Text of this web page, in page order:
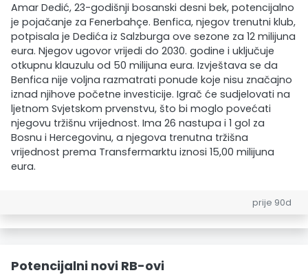
Amar Dedić, 23-godišnji bosanski desni bek, potencijalno
je pojačanje za Fenerbahçe. Benfica, njegov trenutni klub,
potpisala je Dedića iz Salzburga ove sezone za 12 milijuna
eura. Njegov ugovor vrijedi do 2030. godine i uključuje
otkupnu klauzulu od 50 milijuna eura. Izvještava se da
Benfica nije voljna razmatrati ponude koje nisu značajno
iznad njihove početne investicije. Igrač će sudjelovati na
ljetnom Svjetskom prvenstvu, što bi moglo povećati
njegovu tržišnu vrijednost. Ima 26 nastupa i 1 gol za
Bosnu i Hercegovinu, a njegova trenutna tržišna
vrijednost prema Transfermarktu iznosi 15,00 milijuna
eura.
prije 90d
Potencijalni novi RB-ovi